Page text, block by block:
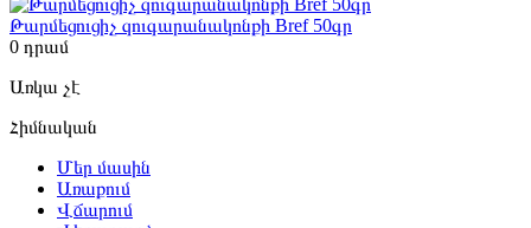
Թարմեցուցիչ զուգարանակոնքի Bref 50գր
0 դրամ
Առկա չէ
Հիմնական
Մեր մասին
Առաքում
Վճարում